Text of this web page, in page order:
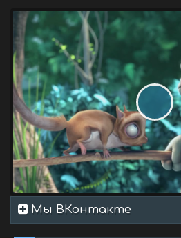
Мы ВКонтакте